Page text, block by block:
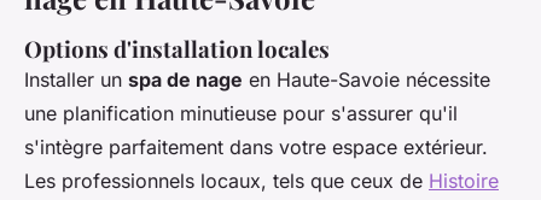
Options d'installation locales
Installer un spa de nage en Haute-Savoie nécessite
une planification minutieuse pour s'assurer qu'il
s'intègre parfaitement dans votre espace extérieur.
Les professionnels locaux, tels que ceux de Histoire